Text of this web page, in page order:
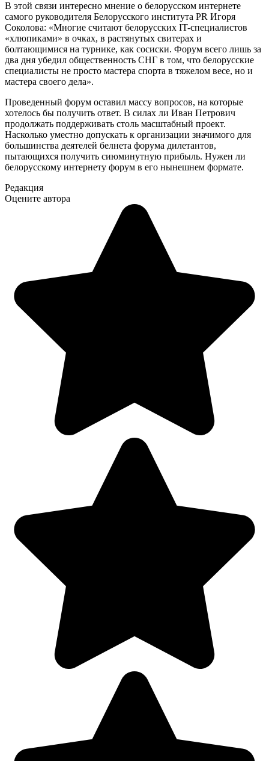
В этой связи интересно мнение о белорусском интернете
самого руководителя Белорусского института PR Игоря
Соколова: «Многие считают белорусских IT-специалистов
«хлюпиками» в очках, в растянутых свитерах и
болтающимися на турнике, как сосиски. Форум всего лишь за
два дня убедил общественность СНГ в том, что белорусские
специалисты не просто мастера спорта в тяжелом весе, но и
мастера своего дела».
Проведенный форум оставил массу вопросов, на которые
хотелось бы получить ответ. В силах ли Иван Петрович
продолжать поддерживать столь масштабный проект.
Насколько уместно допускать к организации значимого для
большинства деятелей белнета форума дилетантов,
пытающихся получить сиюминутную прибыль. Нужен ли
белорусскому интернету форум в его нынешнем формате.
Редакция
Оцените автора